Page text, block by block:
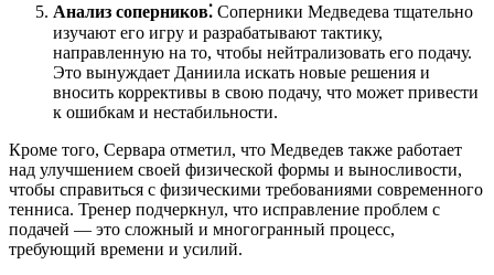
Анализ соперников⁚ Соперники Медведева тщательно
изучают его игру и разрабатывают тактику,
направленную на то, чтобы нейтрализовать его подачу.
Это вынуждает Даниила искать новые решения и
вносить коррективы в свою подачу, что может привести
к ошибкам и нестабильности.
Кроме того, Сервара отметил, что Медведев также работает
над улучшением своей физической формы и выносливости,
чтобы справиться с физическими требованиями современного
тенниса. Тренер подчеркнул, что исправление проблем с
подачей — это сложный и многогранный процесс,
требующий времени и усилий.